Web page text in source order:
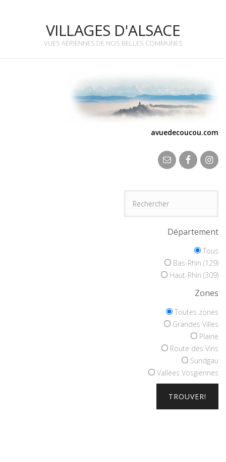
VILLAGES D'ALSACE
VUES AÉRIENNES DE NOS BELLES COMMUNES
avuedecoucou.com
Département
Tous
Bas-Rhin (129)
Haut-Rhin (309)
Zones
Toutes zones
Grandes Villes
Plaine
Route des Vins
Sundgau
Vallées Vosgiennes